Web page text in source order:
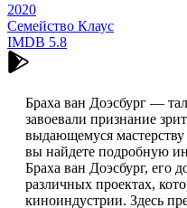
2020
Семейство Клаус
IMDB 5.8
Браха ван Доэсбург —
завоевали признание
выдающемуся
вы найдете подробную
Браха ван Доэсбург, его
различных проектах,
киноиндустрии. Здесь